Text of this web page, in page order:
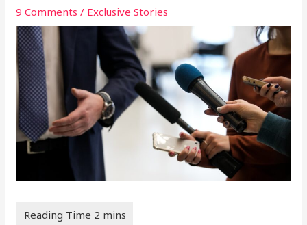
9 Comments / Exclusive Stories